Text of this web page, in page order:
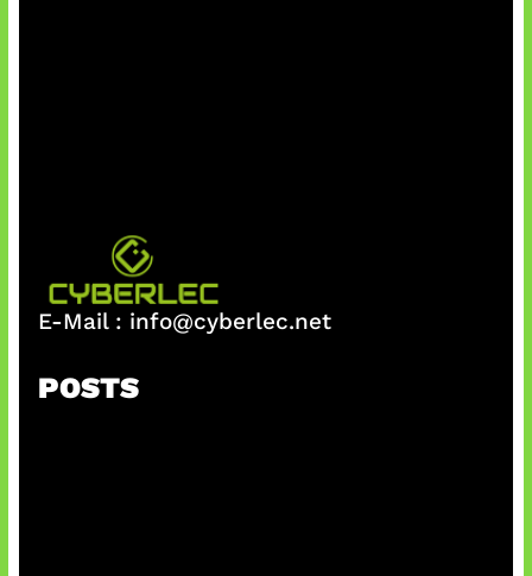
E-Mail : info@cyberlec.net
POSTS